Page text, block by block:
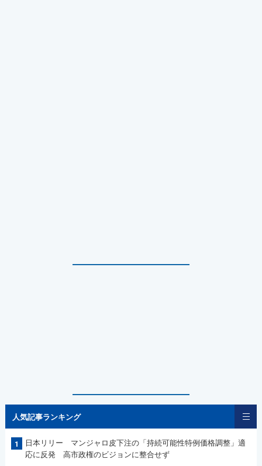
人気記事ランキング
1
日本リリー マンジャロ皮下注の「持続可能性特例価格調整」適
応に反発 高市政権のビジョンに整合せず